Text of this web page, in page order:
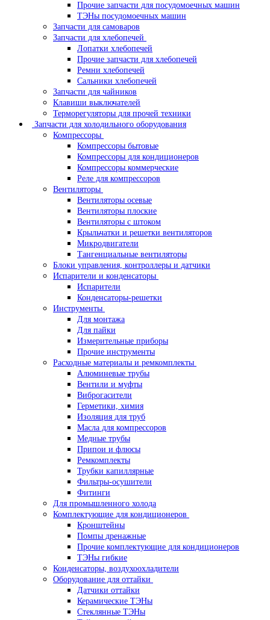
Прочие запчасти для посудомоечных машин
ТЭНы посудомоечных машин
Запчасти для самоваров
Запчасти для хлебопечей
Лопатки хлебопечей
Прочие запчасти для хлебопечей
Ремни хлебопечей
Сальники хлебопечей
Запчасти для чайников
Клавиши выключателей
Терморегуляторы для прочей техники
Запчасти для холодильного оборудования
Компрессоры
Компрессоры бытовые
Компрессоры для кондиционеров
Компрессоры коммерческие
Реле для компрессоров
Вентиляторы
Вентиляторы осевые
Вентиляторы плоские
Вентиляторы с штоком
Крыльчатки и решетки вентиляторов
Микродвигатели
Тангенциальные вентиляторы
Блоки управления, контроллеры и датчики
Испарители и конденсаторы
Испарители
Конденсаторы-решетки
Инструменты
Для монтажа
Для пайки
Измерительные приборы
Прочие инструменты
Расходные материалы и ремкомплекты
Алюминевые трубы
Вентили и муфты
Виброгасители
Герметики, химия
Изоляция для труб
Масла для компрессоров
Медные трубы
Припои и флюсы
Ремкомплекты
Трубки капиллярные
Фильтры-осушители
Фитинги
Для промышленного холода
Комплектующие для кондиционеров
Кронштейны
Помпы дренажные
Прочие комплектующие для кондиционеров
ТЭНы гибкие
Конденсаторы, воздухоохладители
Оборудование для оттайки
Датчики оттайки
Керамические ТЭНы
Стеклянные ТЭНы